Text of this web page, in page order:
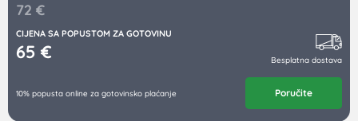
72 €
CIJENA SA POPUSTOM ZA GOTOVINU
65 € Besplatna dostava
10% popusta online za gotovinsko plaćanje Poručite